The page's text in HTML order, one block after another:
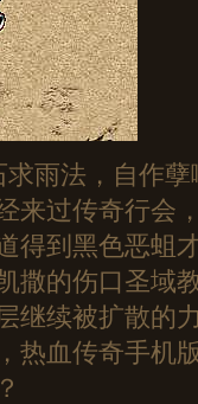
雨法，自作
来过传奇行会
得到黑色恶蛆
撒的伤口圣域
继续被扩散的
热血传奇手机